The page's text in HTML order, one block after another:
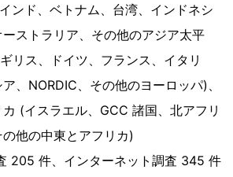
ンド、ベトナム、台湾、インドネシ
ストラリア、その他のアジア太平
リス、ドイツ、フランス、イタリ
、NORDIC、その他のヨーロッパ)、
(イスラエル、GCC 諸国、北アフリ
他の中東とアフリカ)
205 件、インターネット調査 345 件